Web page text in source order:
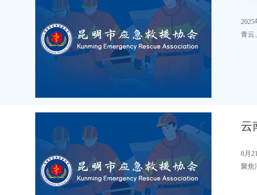
青云
云
8月
聚焦